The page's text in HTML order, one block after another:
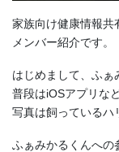
家族向け健康情報共
メンバー紹介です。
はじめまして、ふぁ
普段はiOSアプリな
写真は飼っているハ
ふぁみかるくんへの